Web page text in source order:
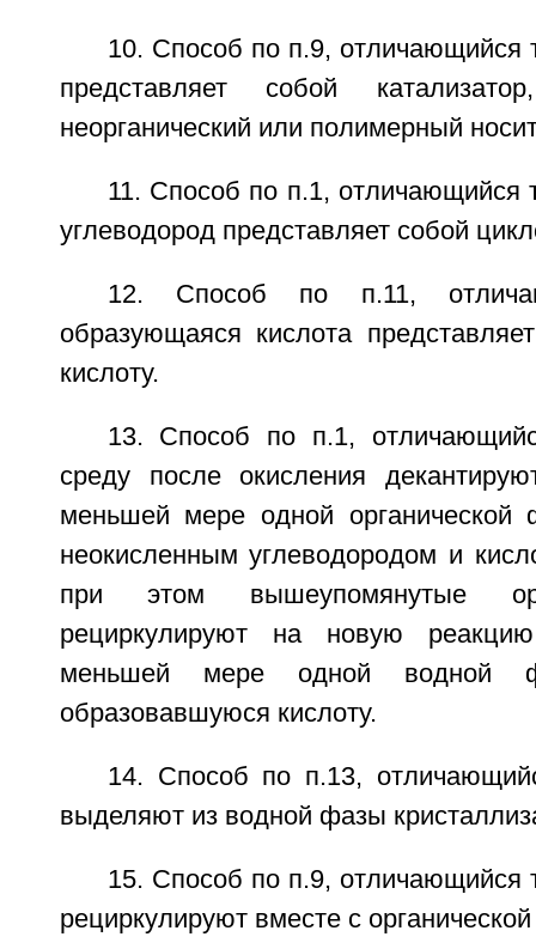
10. Способ по п.9, отличающийся
представляет собой
неорганический или полимерный
11. Способ по п.1, отличающийся
углеводород представляет собой
12. Способ по п.11,
образующаяся кислота
кислоту.
13. Способ по п.1,
среду после окисления
меньшей мере одной органической
неокисленным углеводородом и
при этом вышеупомянутые
рециркулируют на новую
меньшей мере одной водной
образовавшуюся кислоту.
14. Способ по п.13,
выделяют из водной фазы
15. Способ по п.9, отличающийся
рециркулируют вместе с